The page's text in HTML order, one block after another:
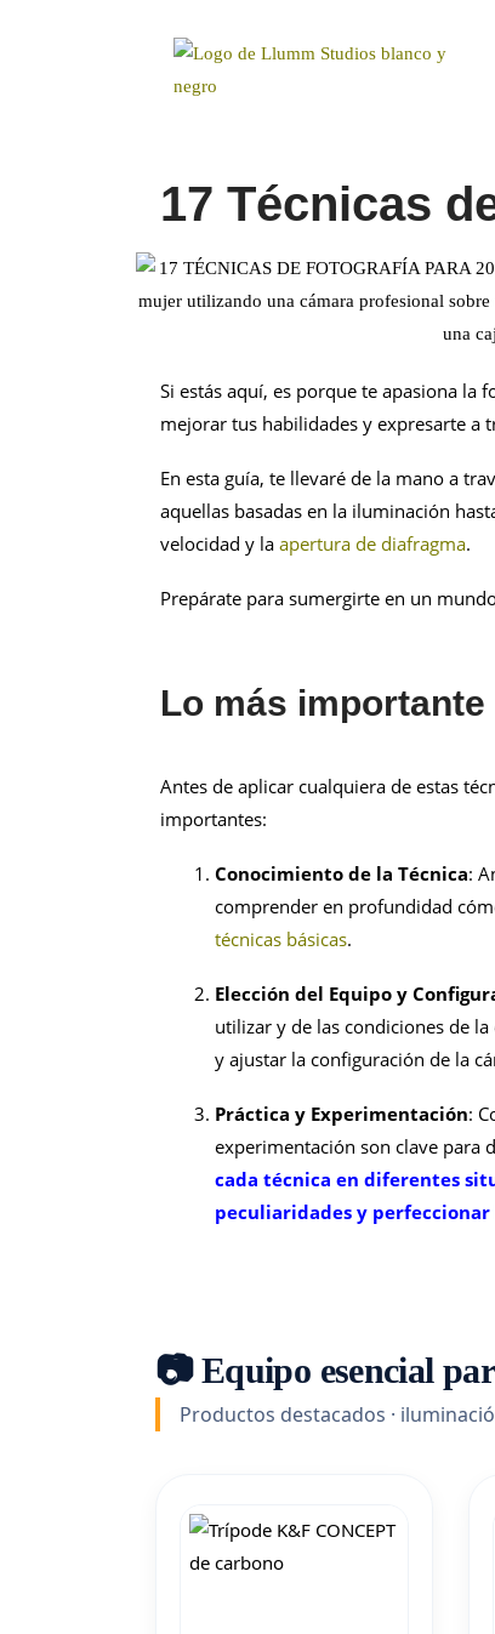
17 Técnicas
Si estás aquí, es porque te apasiona la
mejorar tus habilidades y expresarte a
En esta guía, te llevaré de la mano a
aquellas basadas en la iluminación
velocidad y la apertura de diafragma.
Prepárate para sumergirte en un
Lo más importante
Antes de aplicar cualquiera de estas
importantes:
Conocimiento de la Técnica:
comprender en profundidad
técnicas básicas.
Elección del Equipo y
utilizar y de las condiciones de
y ajustar la configuración de la
Práctica y Experimentación:
experimentación son clave para
cada técnica en diferentes
peculiaridades y
📷 Equipo esencial
Productos destacados ·